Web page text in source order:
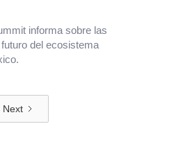
informa sobre las
del ecosistema
Next